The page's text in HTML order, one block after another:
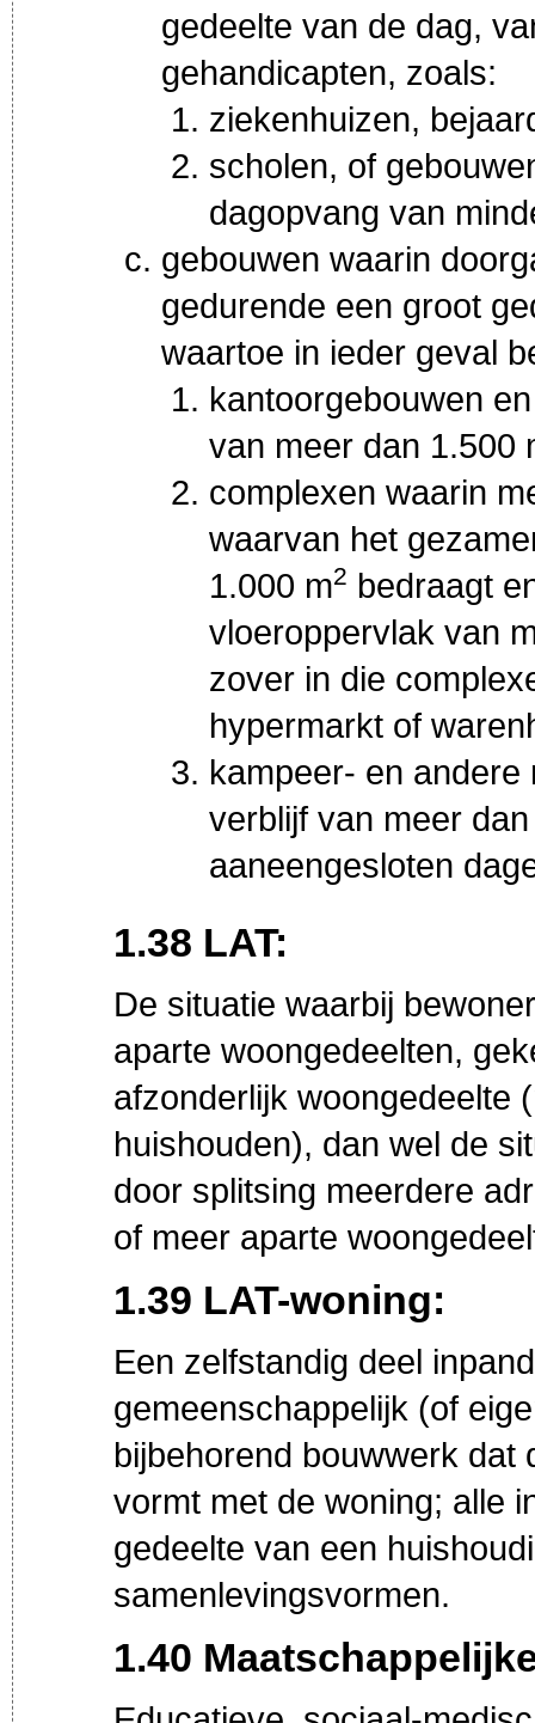
gedeelte van de dag,
gehandicapten, zoals:
ziekenhuizen,
scholen, of
dagopvang van
gebouwen waarin
gedurende een groot
waartoe in ieder geval
kantoorgebouwen
van meer dan 1.500
complexen waarin
waarvan het
1.000 m2 bedraagt
vloeroppervlak van
zover in die
hypermarkt of
kampeer- en
verblijf van meer
aaneengesloten
1.38 LAT:
De situatie waarbij
aparte woongedeelten,
afzonderlijk woongedeelte
huishouden), dan wel de
door splitsing meerdere
of meer aparte
1.39 LAT-woning:
Een zelfstandig deel
gemeenschappelijk (of
bijbehorend bouwwerk dat
vormt met de woning; alle
gedeelte van een
samenlevingsvormen.
1.40